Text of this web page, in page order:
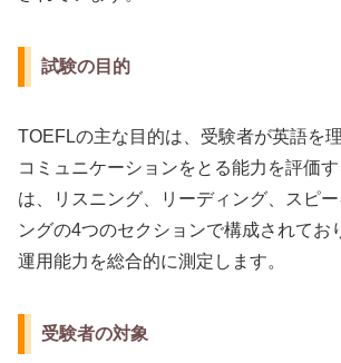
試験の目的
TOEFLの主な目的は、受験者が英語を
コミュニケーションをとる能力を評価
は、リスニング、リーディング、スピ
ングの4つのセクションで構成されてお
運用能力を総合的に測定します。
受験者の対象